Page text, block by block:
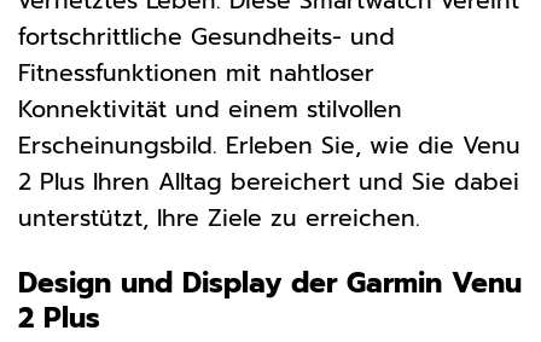
fortschrittliche Gesundheits- und
Fitnessfunktionen mit nahtloser
Konnektivität und einem stilvollen
Erscheinungsbild. Erleben Sie, wie die Venu
2 Plus Ihren Alltag bereichert und Sie dabei
unterstützt, Ihre Ziele zu erreichen.
Design und Display der Garmin Venu
2 Plus